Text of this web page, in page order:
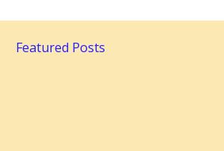
Featured Posts